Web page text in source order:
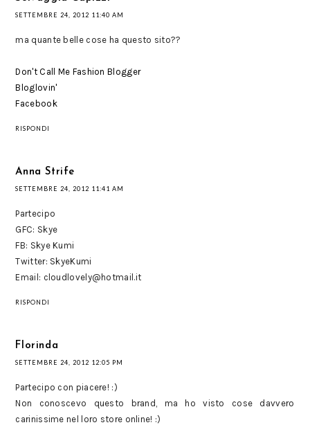
SETTEMBRE 24, 2012 11:40 AM
ma quante belle cose ha questo sito??
Don't Call Me Fashion Blogger
Bloglovin'
Facebook
RISPONDI
Anna Strife
SETTEMBRE 24, 2012 11:41 AM
Partecipo
GFC: Skye
FB: Skye Kumi
Twitter: SkyeKumi
Email: cloudlovely@hotmail.it
RISPONDI
Florinda
SETTEMBRE 24, 2012 12:05 PM
Partecipo con piacere! :)
Non conoscevo questo brand, ma ho visto cose davvero
carinissime nel loro store online! :)